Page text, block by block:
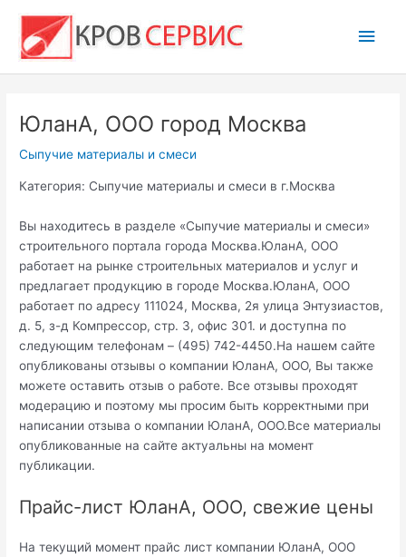
содержимому
ЮланА, ООО город Москва
Сыпучие материалы и смеси
Категория: Сыпучие материалы и смеси в г.Москва
Вы находитесь в разделе «Сыпучие материалы и смеси»
строительного портала города Москва.ЮланА, ООО
работает на рынке строительных материалов и услуг и
предлагает продукцию в городе Москва.ЮланА, ООО
работает по адресу 111024, Москва, 2я улица Энтузиастов,
д. 5, з-д Компрессор, стр. 3, офис 301. и доступна по
следующим телефонам – (495) 742-4450.На нашем сайте
опубликованы отзывы о компании ЮланА, ООО, Вы также
можете оставить отзыв о работе. Все отзывы проходят
модерацию и поэтому мы просим быть корректными при
написании отзыва о компании ЮланА, ООО.Все материалы
опубликованные на сайте актуальны на момент
публикации.
Прайс-лист ЮланА, ООО, свежие цены
На текущий момент прайс лист компании ЮланА, ООО